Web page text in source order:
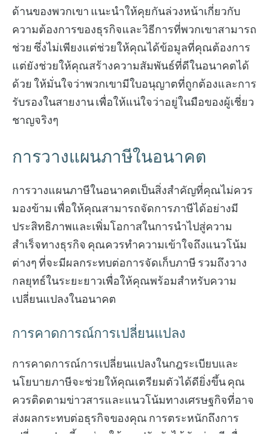
ด้านของพวกเขา แนะนำให้คุยกันล่วงหน้าเกี่ยวกับ
ความต้องการของธุรกิจและวิธีการที่พวกเขาสามารถ
ช่วย ซึ่งไม่เพียงแต่ช่วยให้คุณได้ข้อมูลที่คุณต้องการ
แต่ยังช่วยให้คุณสร้างความสัมพันธ์ที่ดีในอนาคตได้
ด้วย ให้มั่นใจว่าพวกเขามีใบอนุญาตที่ถูกต้องและการ
รับรองในสายงาน เพื่อให้แน่ใจว่าอยู่ในมือของผู้เชี่ยว
ชาญจริงๆ
การวางแผนภาษีในอนาคต
การวางแผนภาษีในอนาคตเป็นสิ่งสำคัญที่คุณไม่ควร
มองข้าม เพื่อให้คุณสามารถจัดการภาษีได้อย่างมี
ประสิทธิภาพและเพิ่มโอกาสในการนำไปสู่ความ
สำเร็จทางธุรกิจ คุณควรทำความเข้าใจถึงแนวโน้ม
ต่างๆ ที่จะมีผลกระทบต่อการจัดเก็บภาษี รวมถึงวาง
กลยุทธ์ในระยะยาวเพื่อให้คุณพร้อมสำหรับความ
เปลี่ยนแปลงในอนาคต
การคาดการณ์การเปลี่ยนแปลง
การคาดการณ์การเปลี่ยนแปลงในกฎระเบียบและ
นโยบายภาษีจะช่วยให้คุณเตรียมตัวได้ดียิ่งขึ้น คุณ
ควรติดตามข่าวสารและแนวโน้มทางเศรษฐกิจที่อาจ
ส่งผลกระทบต่อธุรกิจของคุณ การตระหนักถึงการ